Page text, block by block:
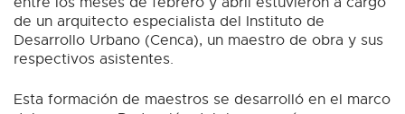
de un arquitecto especialista del Instituto de
Desarrollo Urbano (Cenca), un maestro de obra y sus
respectivos asistentes.
Esta formación de maestros se desarrolló en el marco